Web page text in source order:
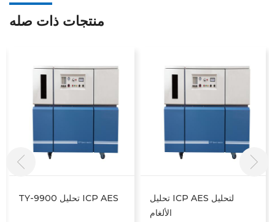
منتجات ذات صله
تحليل ICP AES لتحليل
يستخدم تحليل ICP AES في
صناعة الآلات